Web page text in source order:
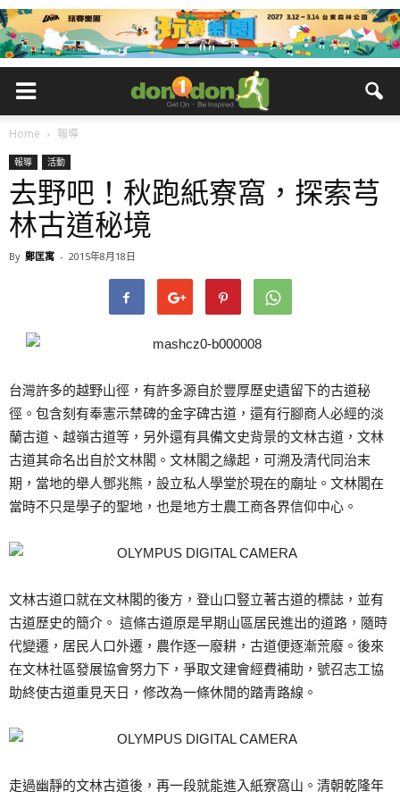
Home 報導
報導 活動
去野吧！秋跑紙寮窩，探索芎
林古道秘境
By 鄭匡寓 - 2015年8月18日
台灣許多的越野山徑，有許多源自於豐厚歷史遺留下的古道秘
徑。包含刻有奉憲示禁碑的金字碑古道，還有行腳商人必經的淡
蘭古道、越嶺古道等，另外還有具備文史背景的文林古道，文林
古道其命名出自於文林閣。文林閣之緣起，可溯及清代同治末
期，當地的舉人鄧兆熊，設立私人學堂於現在的廟址。文林閣在
當時不只是學子的聖地，也是地方士農工商各界信仰中心。
文林古道口就在文林閣的後方，登山口豎立著古道的標誌，並有
古道歷史的簡介。 這條古道原是早期山區居民進出的道路，隨時
代變遷，居民人口外遷，農作逐一廢耕，古道便逐漸荒廢。後來
在文林社區發展協會努力下，爭取文建會經費補助，號召志工協
助終使古道重見天日，修改為一條休閒的踏青路線。
走過幽靜的文林古道後，再一段就能進入紙寮窩山。清朝乾隆年